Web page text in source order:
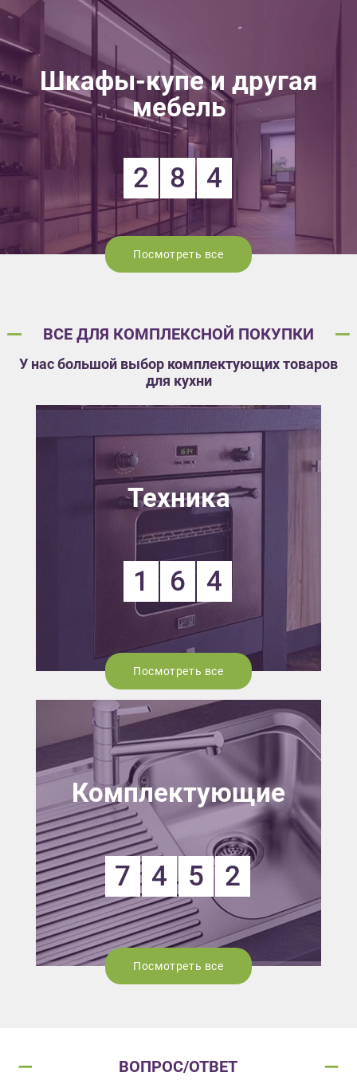
Шкафы-купе и другая
мебель
2 8 4
Посмотреть все
ВСЕ ДЛЯ КОМПЛЕКСНОЙ ПОКУПКИ
У нас большой выбор комплектующих товаров
для кухни
Техника
1 6 4
Посмотреть все
Комплектующие
7 4 5 2
Посмотреть все
ВОПРОС/ОТВЕТ